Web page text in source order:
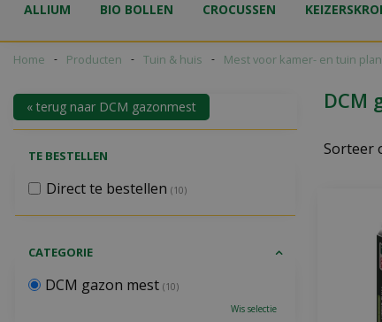
Home Producten Tuin & huis Mest voor kamer- en tuin
ALLIUM BIO BOLLEN CROCUSSEN
DCM
Sorteer
« terug naar DCM gazonmest
TE BESTELLEN
Direct te bestellen (10)
CATEGORIE
DCM gazon mest (10)
Wis selectie